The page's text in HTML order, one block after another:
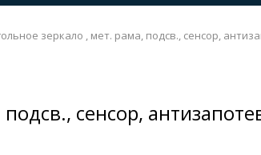
зеркало , мет. рама, подсв., сенсор,
сенсор,